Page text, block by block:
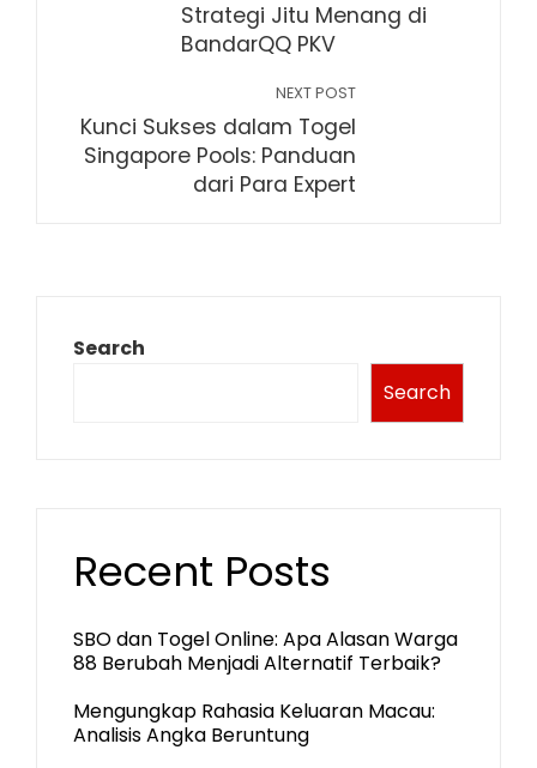
Strategi Jitu Menang di
BandarQQ PKV
NEXT POST
Kunci Sukses dalam Togel
Singapore Pools: Panduan
dari Para Expert
Search
Search
Recent Posts
SBO dan Togel Online: Apa Alasan Warga
88 Berubah Menjadi Alternatif Terbaik?
Mengungkap Rahasia Keluaran Macau:
Analisis Angka Beruntung